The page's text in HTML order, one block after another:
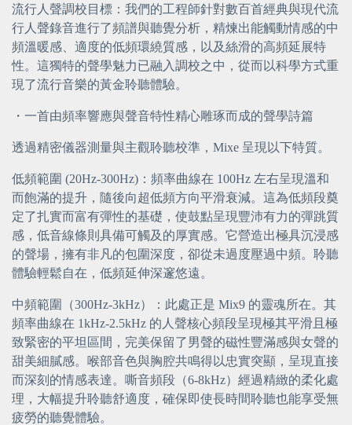
流行人聲調校目標：我們的工程師針對數百首經典與現代流
行人聲錄音進行了頻譜與聽覺分析，精煉出能觸動情感的中
頻溫暖感、適度的低頻環繞質感，以及絲滑的高頻延展特
性。這獨特的聲學魅力已融入調校之中，從而以科學方式重
現了流行音樂的黃金聆聽體驗。
・ 一首由頻率響應與聲音特性精心雕琢而成的聲學詩篇
透過精密儀器測量與主觀聆聽校準，Mixe 呈現以下特質。
低頻範圍 (20Hz-300Hz)：頻率曲線在 100Hz 左右呈現溫和
而飽滿的提升，隨後向超低頻方向平滑衰減。這為低頻段奠
定了扎實而富有彈性的基礎，使鼓點呈現豐沛有力的彈跳質
感，低音線條則具備可觸及的厚實感。它營造出極具沉浸感
的聲場，擁有非凡的包圍深度，卻從未過度壓過中頻。聆聽
體驗輕鬆自在，低頻延伸深邃悠遠。
中頻範圍（300Hz-3kHz）：此處正是 Mix9 的靈魂所在。其
頻率曲線在 1kHz-2.5kHz 的人聲核心頻段呈現極其平滑且極
致緊密的平坦區間，完美保留了男聲的磁性豐滿感與女聲的
甜美細膩感。喉部音色與胸腔共鳴得以忠實突顯，呈現直接
而深刻的情感表達。嘶音頻段（6-8kHz）經過精緻的柔化處
理，大幅提升聆聽舒適度，確保即使長時間聆聽也能享受無
疲勞的聽覺體驗。